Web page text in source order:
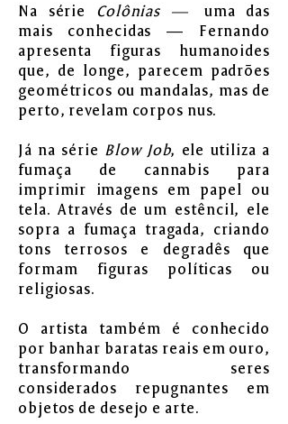
Na série Colônias — uma das
mais conhecidas — Fernando
apresenta figuras humanoides
que, de longe, parecem padrões
geométricos ou mandalas, mas de
perto, revelam corpos nus.
Já na série Blow Job, ele utiliza a
fumaça de cannabis para
imprimir imagens em papel ou
tela. Através de um estêncil, ele
sopra a fumaça tragada, criando
tons terrosos e degradês que
formam figuras políticas ou
religiosas.
O artista também é conhecido
por banhar baratas reais em ouro,
transformando seres
considerados repugnantes em
objetos de desejo e arte.